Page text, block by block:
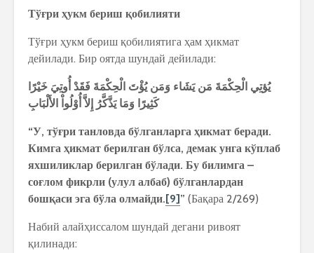
Тўғри ҳукм бериш қобилияти
Тўғри ҳукм бериш қобилиятига ҳам ҳикмат
дейилади. Бир оятда шундай дейилади:
يُؤتِي الْحِكْمَةَ مَن يَشَاء وَمَن يُؤْتَ الْحِكْمَةَ فَقَدْ أُوتِيَ خَيْرًا
كَثِيرًا وَمَا يَذَّكَّرُ إِلاَّ أُوْلُواْ الأَلْبَابِ
“У, тўғри танловда бўлганларга ҳикмат беради.
Кимга ҳикмат берилган бўлса, демак унга кўплаб
яхшиликлар берилган бўлади. Бу билимга –
соғлом фикрли (улул албаб) бўлганлардан
бошқаси эга бўла олмайди.[9]” (Бақара 2/269)
Набий алайҳиссалом шундай дегани ривоят
қилинади: